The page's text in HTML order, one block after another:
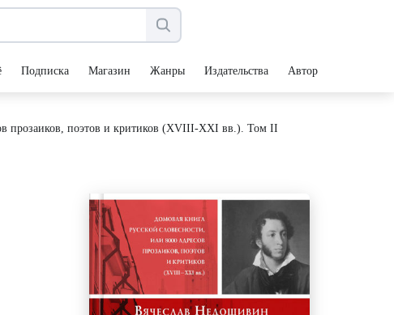
Подписка Магазин Жанры Издательства Авторы
прозаиков, поэтов и критиков (XVIII-XXI вв.). Том II